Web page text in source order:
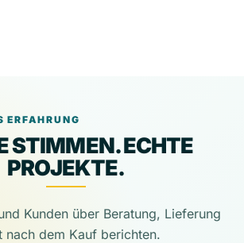
ERFAHRUNG
STIMMEN. ECHTE
PROJEKTE.
Kunden über Beratung, Lieferung
nach dem Kauf berichten.